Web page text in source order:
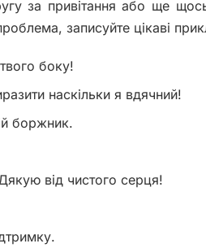
за привітання або ще
записуйте цікаві
боку!
наскільки я вдячний!
боржник.
від чистого серця!